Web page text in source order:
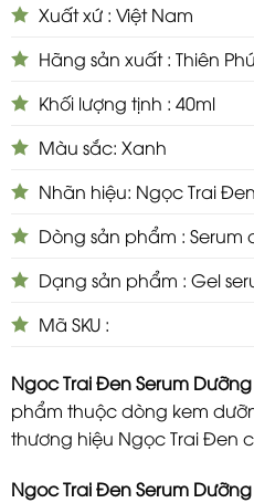
Xuất xứ : Việt Nam
Hãng sản xuất : Thiên
Khối lượng tịnh : 40ml
Màu sắc: Xanh
Nhãn hiệu: Ngọc Trai Đen
Dòng sản phẩm :
Dạng sản phẩm : Gel
Mã SKU :
Ngoc Trai Đen Serum
phẩm thuộc dòng kem
thương hiệu Ngọc Trai Đen
Ngoc Trai Đen Serum